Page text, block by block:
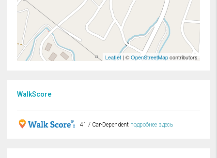
Leaflet | ©OpenStreetMapcontributors
WalkScore
41 / Car-Dependent подробнее здесь